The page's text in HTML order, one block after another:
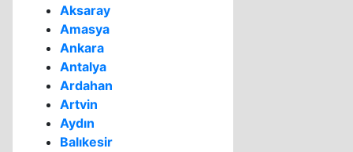
Aksaray
Amasya
Ankara
Antalya
Ardahan
Artvin
Aydın
Balıkesir